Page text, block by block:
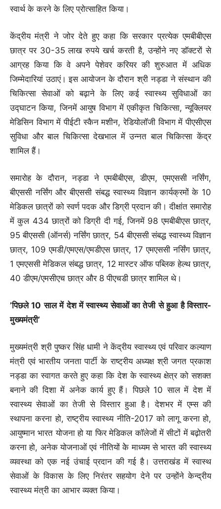
स्वार्थ के करने के लिए प्रोत्साहित किया।
केंद्रीय मंत्री ने जोर देते हुए कहा कि सरकार प्रत्येक एमबीबीएस
छात्र पर 30-35 लाख रुपये खर्च करती है, उन्होंने नए डॉक्टरों से
आग्रह किया कि वे अपने पेशेवर करियर की शुरुआत में अधिक
जिम्मेदारियां उठाएं। इस आयोजन के दौरान श्री नड्डा ने संस्थान की
चिकित्सा सेवाओं को बढ़ाने के लिए कई स्वास्थ्य सुविधाओं का
उद्घाटन किया, जिनमें आयुष विभाग में एकीकृत चिकित्सा, न्यूक्लियर
मेडिसिन विभाग में पीईटी स्कैन मशीन, रेडियोलॉजी विभाग में पीएसीएस
सुविधा और बाल चिकित्सा देखभाल में उन्नत बाल चिकित्सा केंद्र
शामिल हैं।
समारोह के दौरान, नड्डा ने एमबीबीएस, डीएम, एमएससी नर्सिंग,
बीएससी नर्सिंग और बीएससी संबद्ध स्वास्थ्य विज्ञान कार्यक्रमों के 10
मेडिकल छात्रों को स्वर्ण पदक और डिग्री प्रदान की। दीक्षांत समारोह
में कुल 434 छात्रों को डिग्री दी गई, जिनमें 98 एमबीबीएस छात्र,
95 बीएससी (ऑनर्स) नर्सिंग छात्र, 54 बीएससी संबद्ध स्वास्थ्य विज्ञान
छात्र, 109 एमडी/एमएस/एमडीएस छात्र, 17 एमएससी नर्सिंग छात्र,
1 एमएससी मेडिकल संबद्ध छात्र, 12 मास्टर ऑफ पब्लिक हेल्थ छात्र,
40 डीएम/एमसीएच छात्र और 8 पीएचडी छात्र शामिल थे।
’पिछले 10 साल में देश में स्वास्थ्य सेवाओं का तेजी से हुआ है विस्तार-
मुख्यमंत्री’
मुख्यमंत्री श्री पुष्कर सिंह धामी ने केंद्रीय स्वास्थ्य एवं परिवार कल्याण
मंत्री एवं भारतीय जनता पार्टी के राष्ट्रीय अध्यक्ष श्री जगत प्रकाश
नड्डा का स्वागत करते हुए कहा कि देश के स्वास्थ्य क्षेत्र को सशक्त
बनाने की दिशा में अनेक कार्य हुए हैं। पिछले 10 साल में देश में
स्वास्थ्य सेवाओं का तेजी से विस्तार हुआ है। देशभर में एम्स की
स्थापना करना हो, राष्ट्रीय स्वास्थ्य नीति-2017 को लागू करना हो,
आयुष्मान भारत योजना हो या फिर मेडिकल कॉलेजों में सीटों में बढ़ोतरी
करना हो, अनेक योजनाओं एवं नीतियों केे माध्यम से भारत की स्वास्थ्य
व्यवस्था को एक नई उंचाई प्रदान की गई है। उत्तराखंड में स्वास्थ
सेवाओं के विकास के लिए निरंतर सहयोग देने पर उन्होंने केन्द्रीय
स्वास्थ्य मंत्री का आभार व्यक्त किया।